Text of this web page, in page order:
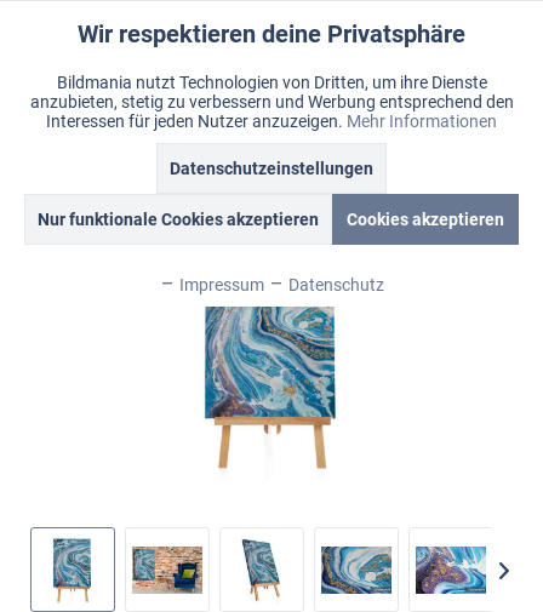
Warenkorb
Merkzettel Mein Konto
Menü
Bildmania > Acrylbilder > XL Wandbilder
Funktionale Aktiv
Marketing Inaktiv
Inaktiv
Wir respektieren deine Privatsphäre
Bildmania nutzt Technologien von Dritten, um ihre Dienste
anzubieten, stetig zu verbessern und Werbung entsprechend den
Interessen für jeden Nutzer anzuzeigen. Mehr Informationen
Datenschutzeinstellungen
Nur funktionale Cookies akzeptieren Cookies akzeptieren
Impressum Datenschutz